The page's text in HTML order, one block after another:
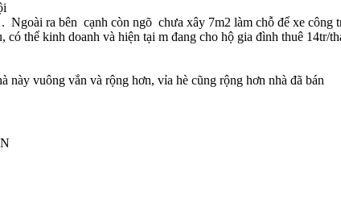
Ngoài ra bên cạnh còn ngõ chưa xây 7m2 làm chỗ để xe công
thể kinh doanh và hiện tại m đang cho hộ gia đình thuê 14tr/
này vuông vắn và rộng hơn, vỉa hè cũng rộng hơn nhà đã bán